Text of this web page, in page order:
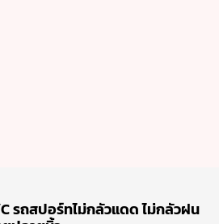
C รถสปอร์ทไม่กลัวแดด ไม่กลัวฝน